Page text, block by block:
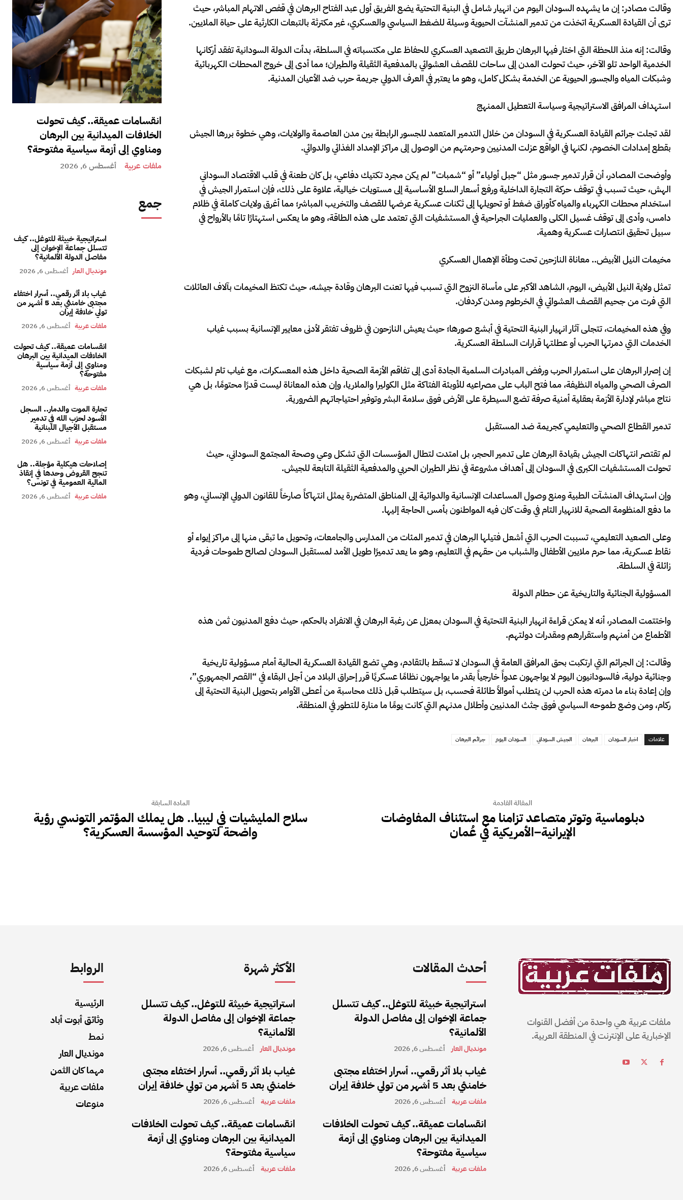
انقسامات عميقة.. كيف تحولت
الخلافات الميدانية بين البرهان
ومناوي إلى أزمة سياسية مفتوحة؟
ملفات عربية أغسطس 6, 2026
جمع
استراتيجية خبيثة للتوغل.. كيف
تتسلل جماعة الإخوان إلى
مفاصل الدولة الألمانية؟
مونديال العار أغسطس 6, 2026
غياب بلا أثر رقمي.. أسرار اختفاء
مجتبى خامنئي بعد 5 أشهر من
تولي خلافة إيران
ملفات عربية أغسطس 6, 2026
انقسامات عميقة.. كيف تحولت
الخلافات الميدانية بين البرهان
ومناوي إلى أزمة سياسية
مفتوحة؟
ملفات عربية أغسطس 6, 2026
تجارة الموت والدمار.. السجل
الأسود لحزب الله في تدمير
مستقبل الأجيال اللبنانية
ملفات عربية أغسطس 6, 2026
إصلاحات هيكلية مؤجلة.. هل
تنجح القروض وحدها في إنقاذ
المالية العمومية في تونس؟
ملفات عربية أغسطس 6, 2026
وقالت مصادر: إن ما يشهده السودان اليوم من انهيار شامل في البنية التحتية يضع الفريق أول عبد الفتاح البرهان في قفص الاتهام المباشر، حيث
ترى أن القيادة العسكرية اتخذت من تدمير المنشآت الحيوية وسيلة للضغط السياسي والعسكري، غير مكترثة بالتبعات الكارثية على حياة الملايين.
وقالت: إنه منذ اللحظة التي اختار فيها البرهان طريق التصعيد العسكري للحفاظ على مكتسباته في السلطة، بدأت الدولة السودانية تفقد أركانها
الخدمية الواحد تلو الآخر، حيث تحولت المدن إلى ساحات للقصف العشوائي بالمدفعية الثقيلة والطيران؛ مما أدى إلى خروج المحطات الكهربائية
وشبكات المياه والجسور الحيوية عن الخدمة بشكل كامل، وهو ما يعتبر في العرف الدولي جريمة حرب ضد الأعيان المدنية.
استهداف المرافق الاستراتيجية وسياسة التعطيل الممنهج
لقد تجلت جرائم القيادة العسكرية في السودان من خلال التدمير المتعمد للجسور الرابطة بين مدن العاصمة والولايات، وهي خطوة بررها الجيش
بقطع إمدادات الخصوم، لكنها في الواقع عزلت المدنيين وحرمتهم من الوصول إلى مراكز الإمداد الغذائي والدوائي.
وأوضحت المصادر، أن قرار تدمير جسور مثل “جبل أولياء” أو “شمبات” لم يكن مجرد تكتيك دفاعي، بل كان طعنة في قلب الاقتصاد السوداني
الهش، حيث تسبب في توقف حركة التجارة الداخلية ورفع أسعار السلع الأساسية إلى مستويات خيالية، علاوة على ذلك، فإن استمرار الجيش في
استخدام محطات الكهرباء والمياه كأوراق ضغط أو تحويلها إلى ثكنات عسكرية عرضها للقصف والتخريب المباشر؛ مما أغرق ولايات كاملة في ظلام
دامس، وأدى إلى توقف غسيل الكلى والعمليات الجراحية في المستشفيات التي تعتمد على هذه الطاقة، وهو ما يعكس استهتارًا تامًا بالأرواح في
سبيل تحقيق انتصارات عسكرية وهمية.
مخيمات النيل الأبيض.. معاناة النازحين تحت وطأة الإهمال العسكري
تمثل ولاية النيل الأبيض، اليوم، الشاهد الأكبر على مأساة النزوح التي تسبب فيها تعنت البرهان وقادة جيشه، حيث تكتظ المخيمات بآلاف العائلات
التي فرت من جحيم القصف العشوائي في الخرطوم ومدن كردفان.
وفي هذه المخيمات، تتجلى آثار انهيار البنية التحتية في أبشع صورها؛ حيث يعيش النازحون في ظروف تفتقر لأدنى معايير الإنسانية بسبب غياب
الخدمات التي دمرتها الحرب أو عطلتها قرارات السلطة العسكرية.
إن إصرار البرهان على استمرار الحرب ورفض المبادرات السلمية الجادة أدى إلى تفاقم الأزمة الصحية داخل هذه المعسكرات، مع غياب تام لشبكات
الصرف الصحي والمياه النظيفة، مما فتح الباب على مصراعيه للأوبئة الفتاكة مثل الكوليرا والملاريا، وإن هذه المعاناة ليست قدرًا محتومًا، بل هي
نتاج مباشر لإدارة الأزمة بعقلية أمنية صرفة تضع السيطرة على الأرض فوق سلامة البشر وتوفير احتياجاتهم الضرورية.
تدمير القطاع الصحي والتعليمي كجريمة ضد المستقبل
لم تقتصر انتهاكات الجيش بقيادة البرهان على تدمير الحجر، بل امتدت لتطال المؤسسات التي تشكل وعي وصحة المجتمع السوداني، حيث
تحولت المستشفيات الكبرى في السودان إلى أهداف مشروعة في نظر الطيران الحربي والمدفعية الثقيلة التابعة للجيش.
وإن استهداف المنشآت الطبية ومنع وصول المساعدات الإنسانية والدوائية إلى المناطق المتضررة يمثل انتهاكاً صارخاً للقانون الدولي الإنساني، وهو
ما دفع المنظومة الصحية للانهيار التام في وقت كان فيه المواطنون بأمس الحاجة إليها.
وعلى الصعيد التعليمي، تسببت الحرب التي أشعل فتيلها البرهان في تدمير المئات من المدارس والجامعات، وتحويل ما تبقى منها إلى مراكز إيواء أو
نقاط عسكرية، مما حرم ملايين الأطفال والشباب من حقهم في التعليم، وهو ما يعد تدميرًا طويل الأمد لمستقبل السودان لصالح طموحات فردية
زائلة في السلطة.
المسؤولية الجنائية والتاريخية عن حطام الدولة
واختتمت المصادر، أنه لا يمكن قراءة انهيار البنية التحتية في السودان بمعزل عن رغبة البرهان في الانفراد بالحكم، حيث دفع المدنيون ثمن هذه
الأطماع من أمنهم واستقرارهم ومقدرات دولتهم.
وقالت: إن الجرائم التي ارتكبت بحق المرافق العامة في السودان لا تسقط بالتقادم، وهي تضع القيادة العسكرية الحالية أمام مسؤولية تاريخية
وجنائية دولية، فالسودانيون اليوم لا يواجهون عدواً خارجياً بقدر ما يواجهون نظامًا عسكريًا قرر إحراق البلاد من أجل البقاء في “القصر الجمهوري”،
وإن إعادة بناء ما دمرته هذه الحرب لن يتطلب أموالاً طائلة فحسب، بل سيتطلب قبل ذلك محاسبة من أعطى الأوامر بتحويل البنية التحتية إلى
ركام، ومن وضع طموحه السياسي فوق جثث المدنيين وأطلال مدنهم التي كانت يومًا ما منارة للتطور في المنطقة.
علامات اخبار السودان البرهان الجيش السوداني السودان اليوم جرائم البرهان
المادة السابقة
سلاح المليشيات في ليبيا.. هل يملك المؤتمر التونسي رؤية
واضحة لتوحيد المؤسسة العسكرية؟
المقالة القادمة
دبلوماسية وتوتر متصاعد تزامنا مع استئناف المفاوضات
الإيرانية–الأمريكية في عُمان
الروابط
الرئيسية
وثائق أبوت أباد
نمط
مونديال العار
مهما كان الثمن
ملفات عربية
منوعات
الأكثر شهرة
استراتيجية خبيثة للتوغل.. كيف تتسلل
جماعة الإخوان إلى مفاصل الدولة
الألمانية؟
مونديال العار أغسطس 6, 2026
غياب بلا أثر رقمي.. أسرار اختفاء مجتبى
خامنئي بعد 5 أشهر من تولي خلافة إيران
ملفات عربية أغسطس 6, 2026
انقسامات عميقة.. كيف تحولت الخلافات
الميدانية بين البرهان ومناوي إلى أزمة
سياسية مفتوحة؟
ملفات عربية أغسطس 6, 2026
أحدث المقالات
استراتيجية خبيثة للتوغل.. كيف تتسلل
جماعة الإخوان إلى مفاصل الدولة
الألمانية؟
مونديال العار أغسطس 6, 2026
غياب بلا أثر رقمي.. أسرار اختفاء مجتبى
خامنئي بعد 5 أشهر من تولي خلافة إيران
ملفات عربية أغسطس 6, 2026
انقسامات عميقة.. كيف تحولت الخلافات
الميدانية بين البرهان ومناوي إلى أزمة
سياسية مفتوحة؟
ملفات عربية أغسطس 6, 2026
ملفات عربية هي واحدة من أفضل القنوات
الإخبارية على الإنترنت في المنطقة العربية.